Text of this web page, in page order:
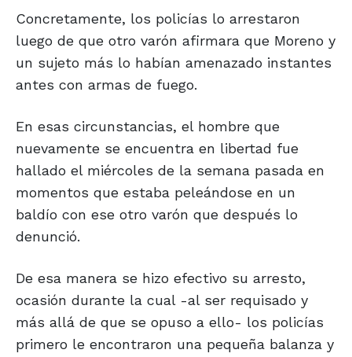
Concretamente, los policías lo arrestaron
luego de que otro varón afirmara que Moreno y
un sujeto más lo habían amenazado instantes
antes con armas de fuego.
En esas circunstancias, el hombre que
nuevamente se encuentra en libertad fue
hallado el miércoles de la semana pasada en
momentos que estaba peleándose en un
baldío con ese otro varón que después lo
denunció.
De esa manera se hizo efectivo su arresto,
ocasión durante la cual -al ser requisado y
más allá de que se opuso a ello- los policías
primero le encontraron una pequeña balanza y